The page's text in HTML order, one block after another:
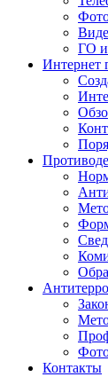
ГО
Интернет
Контакты